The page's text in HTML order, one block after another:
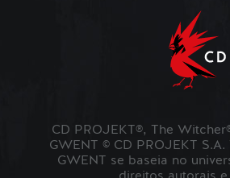
CD PROJEKT®, The
GWENT © CD PROJEKT
GWENT se baseia no